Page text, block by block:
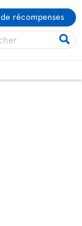
récompenses